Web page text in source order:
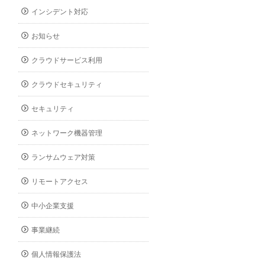
インシデント対応
お知らせ
クラウドサービス利用
クラウドセキュリティ
セキュリティ
ネットワーク機器管理
ランサムウェア対策
リモートアクセス
中小企業支援
事業継続
個人情報保護法